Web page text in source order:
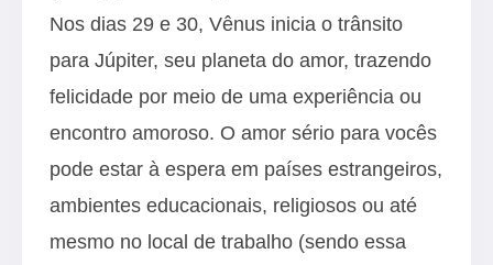
Nos dias 29 e 30, Vênus inicia o trânsito
para Júpiter, seu planeta do amor, trazendo
felicidade por meio de uma experiência ou
encontro amoroso. O amor sério para vocês
pode estar à espera em países estrangeiros,
ambientes educacionais, religiosos ou até
mesmo no local de trabalho (sendo essa